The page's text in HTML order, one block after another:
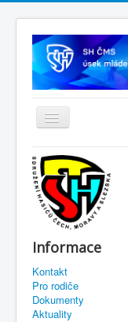
Informace
Kontakt
Pro rodiče
Dokumenty
Aktuality